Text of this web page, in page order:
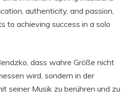
authenticity, and passion,
to achieving success in a solo
dass wahre Größe nicht
wird, sondern in der
seiner Musik zu berühren und zu